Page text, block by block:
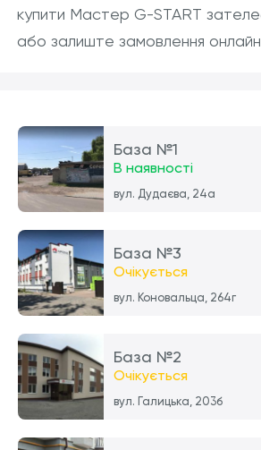
купити Мастер G-START
або залиште замовлення
База №1
В наявності
вул. Дудаєва, 24а
База №3
Очікується
вул. Коновальца, 264г
База №2
Очікується
вул. Галицька, 203б